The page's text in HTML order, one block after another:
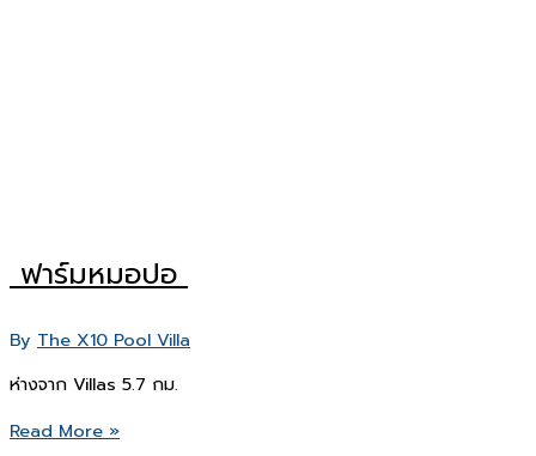
ฟาร์มหมอปอ
By The X10 Pool Villa
ห่างจาก Villas 5.7 กม.
ฟาร์ม
Read More »